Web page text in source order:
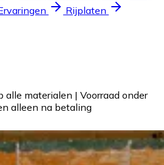
Rijplaten
alle materialen | Voorraad onder
alleen na betaling